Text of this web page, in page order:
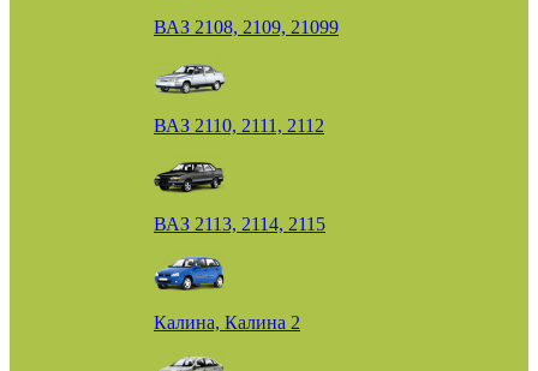
ВАЗ 2108, 2109, 21099
ВАЗ 2110, 2111, 2112
ВАЗ 2113, 2114, 2115
Калина, Калина 2